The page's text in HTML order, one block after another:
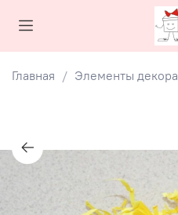
Главная Элементы декора